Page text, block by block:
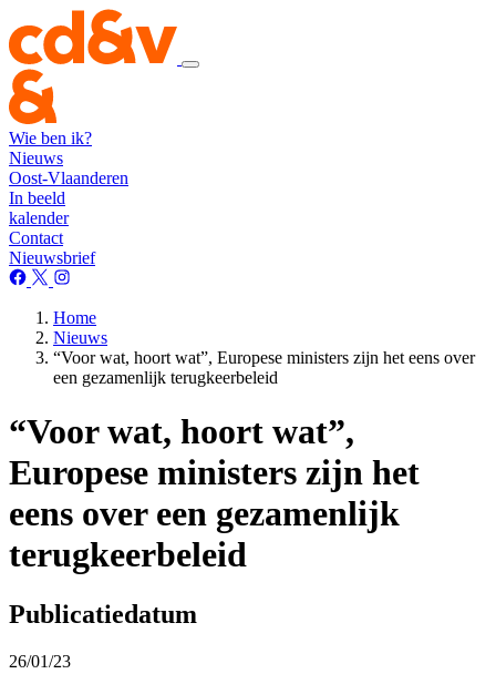
Wie ben ik?
Nieuws
Oost-Vlaanderen
In beeld
kalender
Contact
Nieuwsbrief
Home
Nieuws
“Voor wat, hoort wat”, Europese ministers zijn het eens over
een gezamenlijk terugkeerbeleid
“Voor wat, hoort wat”,
Europese ministers zijn het
eens over een gezamenlijk
terugkeerbeleid
Publicatiedatum
26/01/23